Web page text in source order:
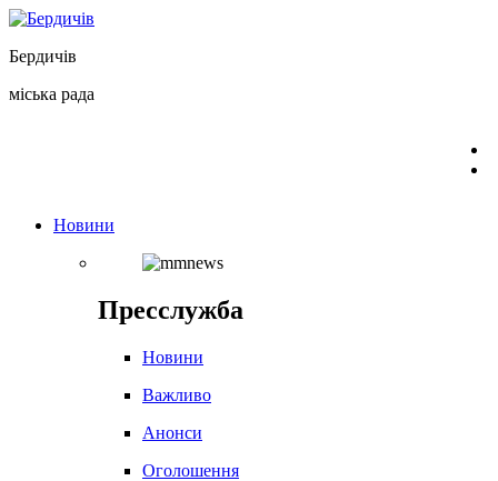
Перейти
вмісту
Бердичів
міська рада
Новини
Пресслужба
Новини
Важливо
Анонси
Оголошення